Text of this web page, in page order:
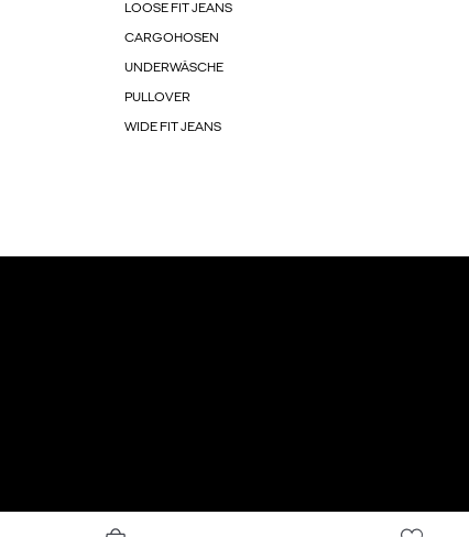
LOOSE FIT JEANS
CARGOHOSEN
UNDERWÄSCHE
PULLOVER
WIDE FIT JEANS